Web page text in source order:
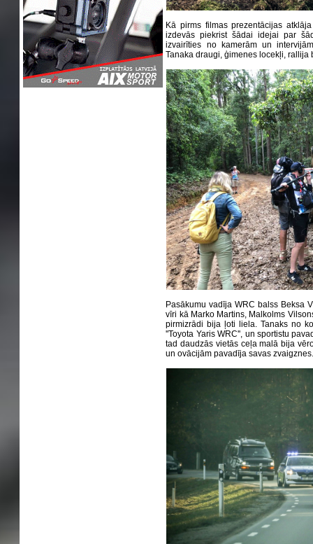
Kā pirms filmas prezentācijas
izdevās piekrist šādai idejai par
izvairīties no kamerām un
Tanaka draugi, ģimenes locekļi, rallija
Pasākumu vadīja WRC balss Beksa
vīri kā Marko Martins, Malkolms
pirmizrādi bija ļoti liela. Tanaks no
''Toyota Yaris WRC'', un sportistu
tad daudzās vietās ceļa malā bija
un ovācijām pavadīja savas